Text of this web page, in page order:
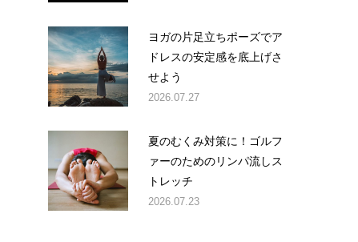
ヨガの片足立ちポーズでア
ドレスの安定感を底上げさ
せよう
2026.07.27
夏のむくみ対策に！ゴルフ
ァーのためのリンパ流しス
トレッチ
2026.07.23